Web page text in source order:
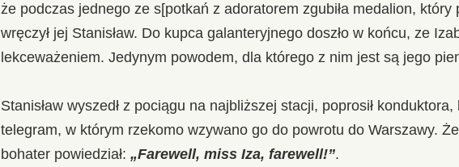
że podczas jednego ze s[potkań z adoratorem zgubiła medalion, który
wręczył jej Stanisław. Do kupca galanteryjnego doszło w końcu, ze
lekceważeniem. Jedynym powodem, dla którego z nim jest są jego
Stanisław wyszedł z pociągu na najbliższej stacji, poprosił konduktora,
telegram, w którym rzekomo wzywano go do powrotu do Warszawy.
bohater powiedział: „Farewell, miss Iza, farewell!”.